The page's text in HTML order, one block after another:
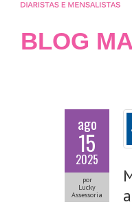
BLOG
ago
15
2025
por
Lucky
Assessoria